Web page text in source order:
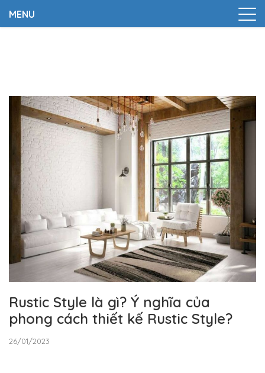
MENU
Rustic Style là gì? Ý nghĩa của
phong cách thiết kế Rustic Style?
26/01/2023